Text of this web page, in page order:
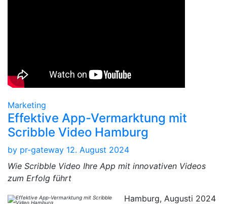
Marketing
Effektive App-Vermarktung mit
Scribble Video Hamburg
by pr-gateway 12. August 2024
Wie Scribble Video Ihre App mit innovativen Videos
zum Erfolg führt
Hamburg, Augusti 2024